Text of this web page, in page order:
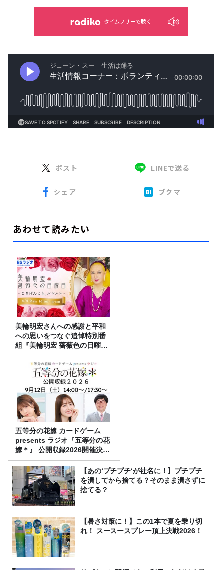
タイムフリーで聴く
ポスト LINEで送る
シェア ブクマ
あわせて読みたい
美輪明宏さんへの感謝と平和
への思いをつなぐ追悼特別番
組『美輪明宏 薔薇色の日曜日
～ごきげんよう、ルンルン
～』8/9（日）16時放送
五等分の花嫁 カードゲーム
presents ラジオ『五等分の花
嫁＊』 公開収録2026開催決
定！
【あの‘プチプチ‘が社名に！】プチプチ
を潰してから捨てる？そのまま潰さずに
捨てる？
【暑さ対策に！】この1本で夏を乗り切
れ！ スースースプレー頂上決戦2026！